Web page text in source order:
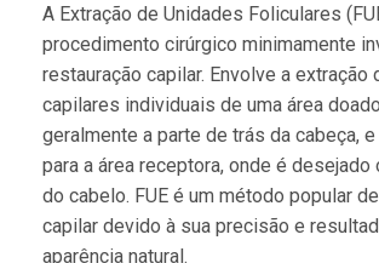
A Extração de Unidades Foliculares
procedimento cirúrgico minimamente
restauração capilar. Envolve a extração
capilares individuais de uma área
geralmente a parte de trás da cabeça,
para a área receptora, onde é
do cabelo. FUE é um método popular
capilar devido à sua precisão e
aparência natural.